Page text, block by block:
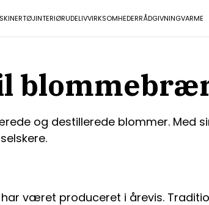
TØJINTERIØRUDELIVVIRKSOMHEDERRÅDGIVNINGVARME
og destillerede blommer. Med
været produceret i årevis.